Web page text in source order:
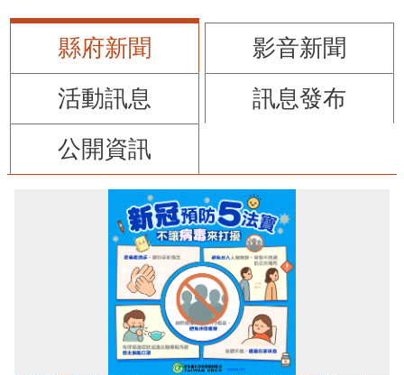
縣府新聞
影音新聞
活動訊息
訊息發布
公開資訊